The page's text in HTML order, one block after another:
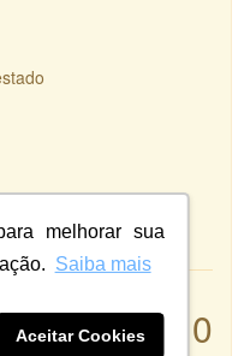
melhorar sua
Saiba mais
Aceitar Cookies 10